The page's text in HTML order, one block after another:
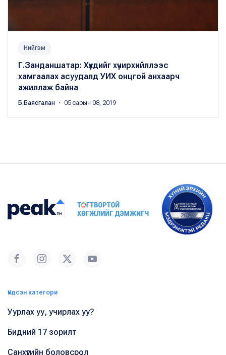
Нийгэм
Г.Занданшатар: Хүүхдийг хүчирхийллээс
хамгаалах асуудалд УИХ онцгой анхаарч
ажиллаж байна
Б.Баясгалан ・ 05 сарын 08, 2019
Үндсэн категори
Уурлах уу, учирлах уу?
Бидний 17 зорилт
Санхүүгийн боловсрол